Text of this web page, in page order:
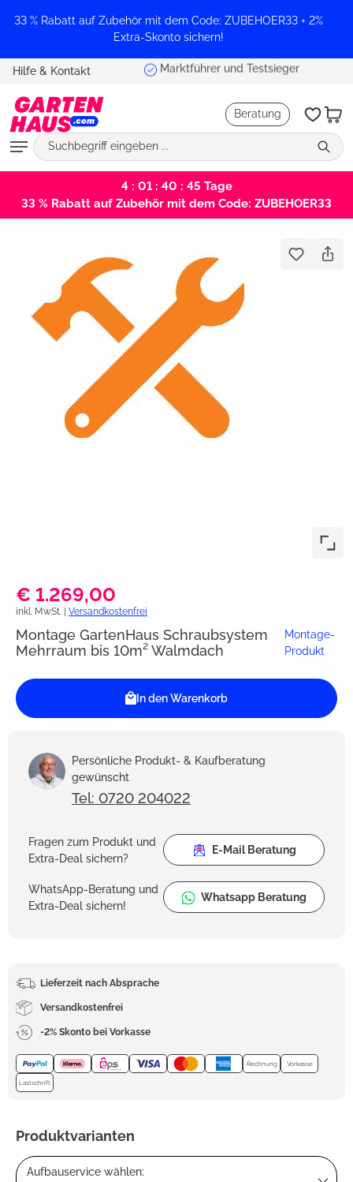
springen
33 % Rabatt auf Zubehör mit dem Code: ZUBEHOER33 + 2%
Extra-Skonto sichern!
Hilfe & Kontakt Marktführer und Testsieger
Beratung
4 : 01 : 40 : 45 Tage
33 % Rabatt auf Zubehör mit dem Code: ZUBEHOER33
€ 1.269,00
inkl. MwSt. | Versandkostenfrei
Montage GartenHaus Schraubsystem
Mehrraum bis 10m² Walmdach
Montage-
Produkt
In den Warenkorb
Persönliche Produkt- & Kaufberatung
gewünscht
Tel: 0720 204022
Fragen zum Produkt und
Extra-Deal sichern?
E-Mail Beratung
WhatsApp-Beratung und
Extra-Deal sichern!
Whatsapp Beratung
Lieferzeit nach Absprache
Versandkostenfrei
-2% Skonto bei Vorkasse
Rechnung Vorkasse
Lastschrift
Produktvarianten
Aufbauservice wählen: